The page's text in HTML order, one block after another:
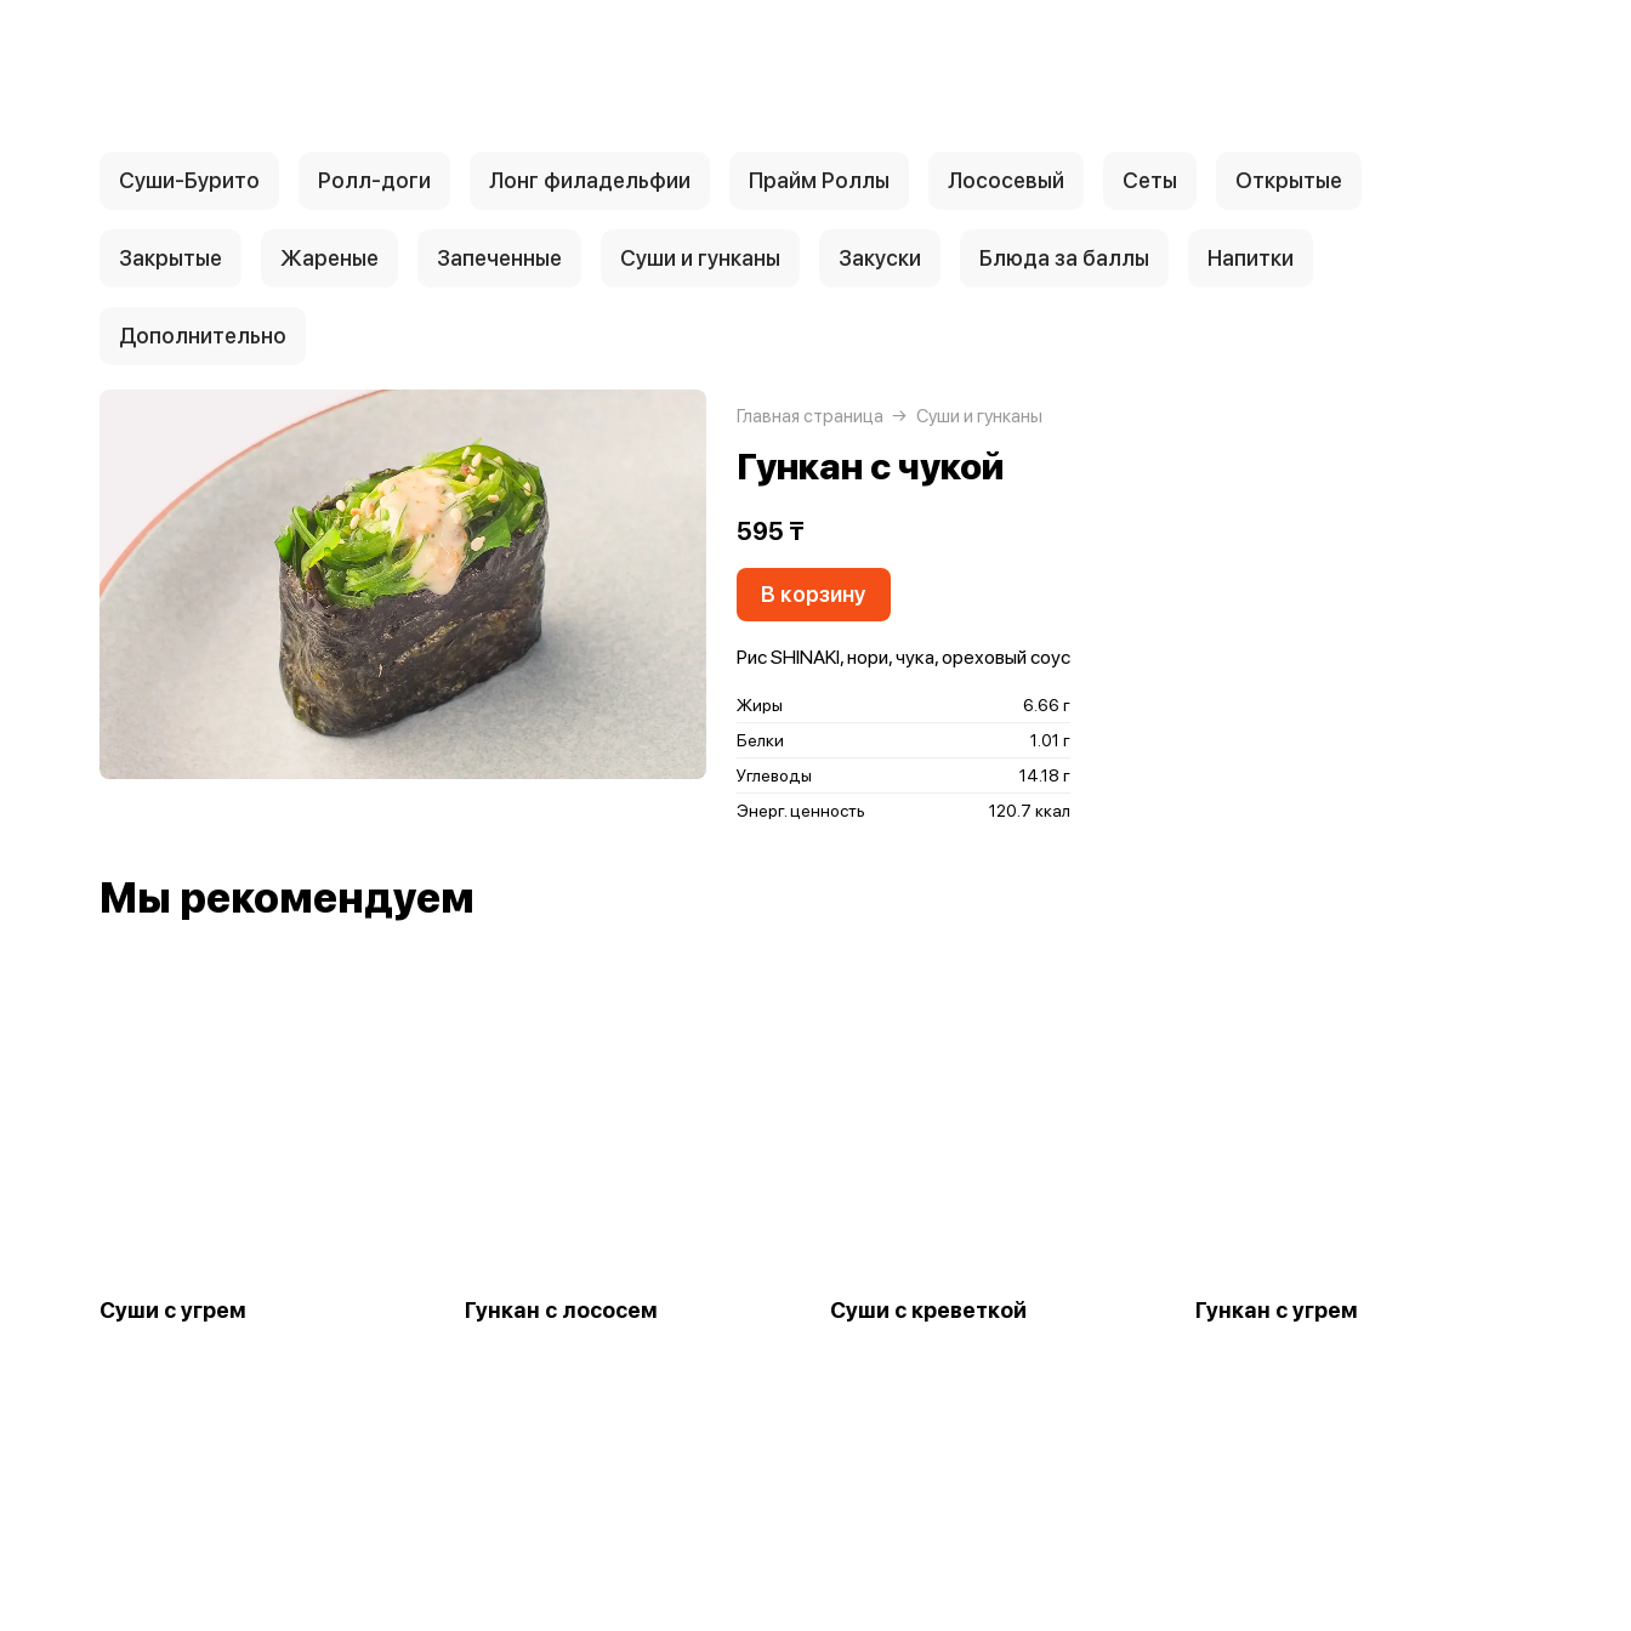
Суши-Бурито Ролл-доги Лонг филадельфии Прайм Роллы Лососевый Сеты Открытые
Закрытые Жареные Запеченные Суши и гунканы Закуски Блюда за баллы Напитки
Дополнительно
Главная страница Суши и гунканы
Гункан с чукой
595 ₸
В корзину
Рис SHINAKI, нори, чука, ореховый соус
Жиры
6.66 г
Белки
1.01 г
Углеводы
14.18 г
Энерг. ценность
120.7 ккал
Мы рекомендуем
Суши с угрем Гункан с лососем Суши с креветкой Гункан с угрем